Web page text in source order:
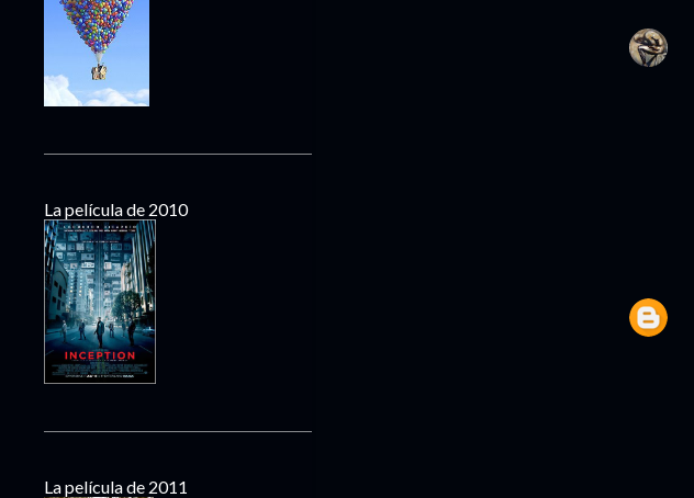
La película de 2010
La película de 2011